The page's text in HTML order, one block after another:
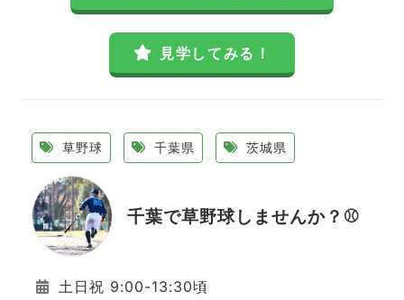
見学してみる！
草野球 千葉県 茨城県
千葉で草野球しませんか？⚾️
土日祝 9:00-13:30頃